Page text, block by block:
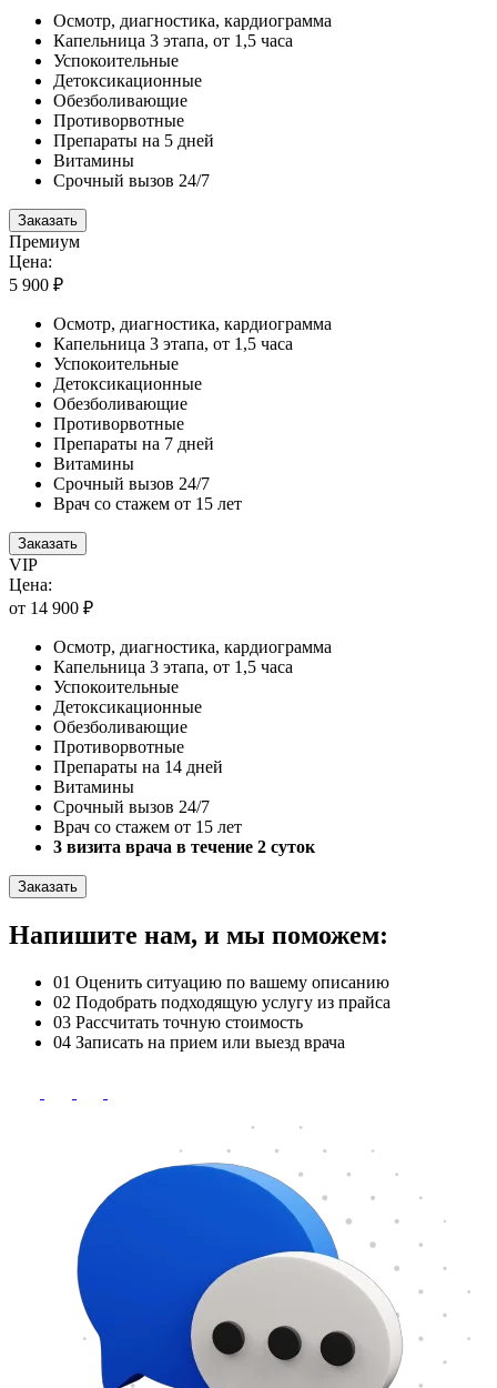
Осмотр, диагностика, кардиограмма
Капельница 3 этапа, от 1,5 часа
Успокоительные
Детоксикационные
Обезболивающие
Противорвотные
Препараты на 5 дней
Витамины
Срочный вызов 24/7
Заказать
Премиум
Цена:
5 900 ₽
Осмотр, диагностика, кардиограмма
Капельница 3 этапа, от 1,5 часа
Успокоительные
Детоксикационные
Обезболивающие
Противорвотные
Препараты на 7 дней
Витамины
Срочный вызов 24/7
Врач со стажем от 15 лет
Заказать
VIP
Цена:
от 14 900 ₽
Осмотр, диагностика, кардиограмма
Капельница 3 этапа, от 1,5 часа
Успокоительные
Детоксикационные
Обезболивающие
Противорвотные
Препараты на 14 дней
Витамины
Срочный вызов 24/7
Врач со стажем от 15 лет
3 визита врача в течение 2 суток
Заказать
Напишите нам, и мы поможем:
01 Оценить ситуацию по вашему описанию
02 Подобрать подходящую услугу из прайса
03 Рассчитать точную стоимость
04 Записать на прием или выезд врача